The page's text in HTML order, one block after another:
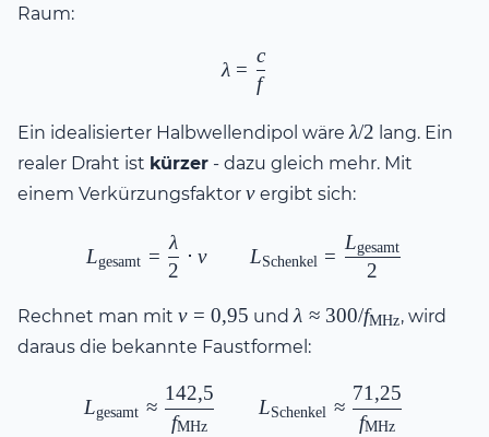
Raum:
\lambda = \frac{c}{f}
λ =
f
c
Ein idealisierter Halbwellendipol wäre\lambda/2
λ/2 lang. Ein
realer Draht ist kürzer - dazu gleich mehr. Mit
einem Verkürzungsfaktor v
vergibt sich:
L_{\text{gesamt}} =
Lgesamt =
2
λ
⋅ v LSchenkel =
2
Lgesamt
Rechnet man mit v =
0{,}95
v = 0,95 und\lambda \approx
300/f_{\text{MHz}}
λ ≈ 300/fMHz, wird
daraus die bekannte Faustformel:
L_{\text{gesamt}}
Lgesamt ≈
fMHz
142,5
LSchenkel ≈
fMHz
71 ,25